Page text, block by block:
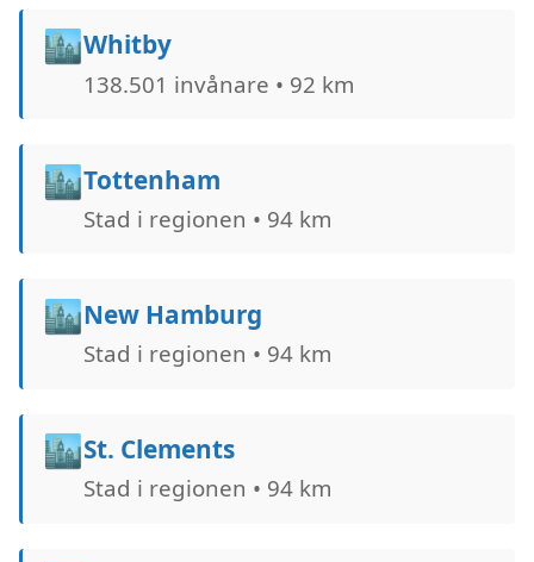
🏙️Whitby
138.501 invånare • 92 km
🏙️Tottenham
Stad i regionen • 94 km
🏙️New Hamburg
Stad i regionen • 94 km
🏙️St. Clements
Stad i regionen • 94 km